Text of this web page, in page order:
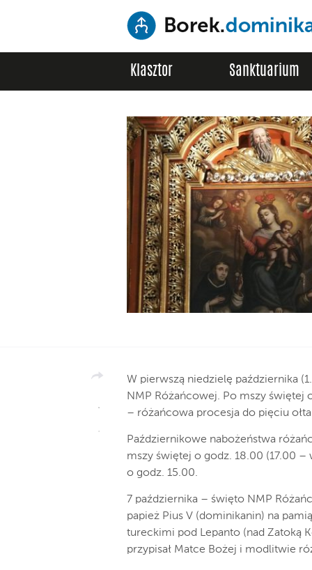
Klasztor Sanktuarium
W pierwszą niedzielę października
NMP Różańcowej. Po mszy świętej
– różańcowa procesja do pięciu
Październikowe nabożeństwa
mszy świętej o godz. 18.00 (17.00
o godz. 15.00.
7 października – święto NMP
papież Pius V (dominikanin) na
tureckimi pod Lepanto (nad Zatoką
przypisał Matce Bożej i modlitwie